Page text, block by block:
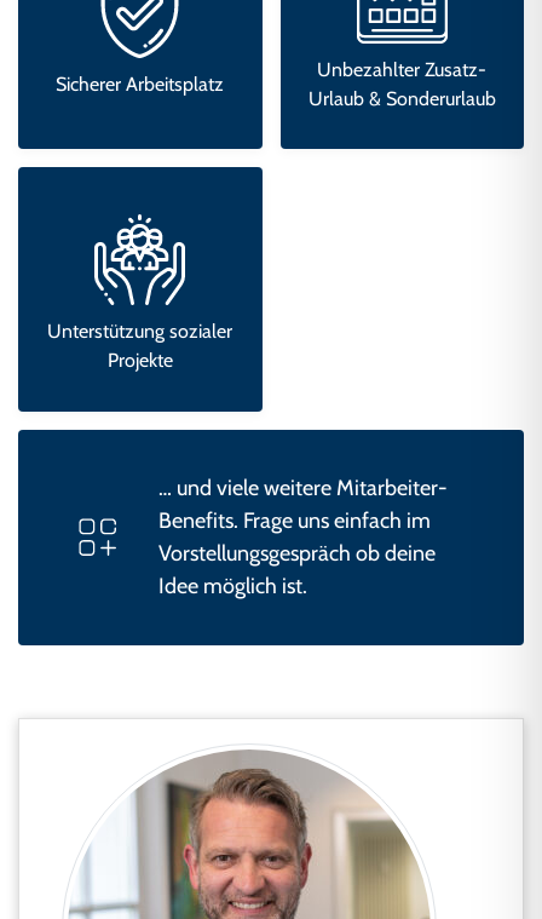
Sicherer Arbeitsplatz
Unbezahlter Zusatz-
Urlaub & Sonderurlaub
Unterstützung sozialer
Projekte
… und viele weitere Mitarbeiter-
Benefits. Frage uns einfach im
Vorstellungsgespräch ob deine
Idee möglich ist.